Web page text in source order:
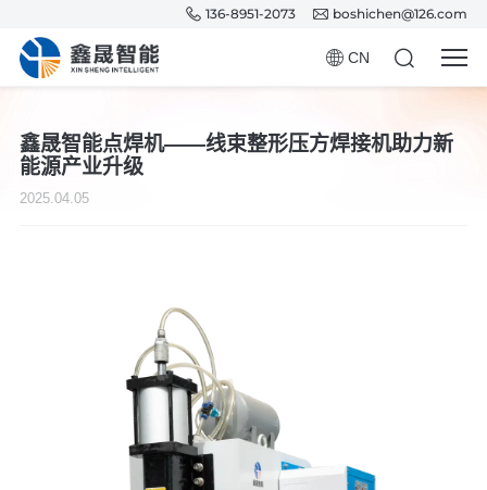
136-8951-2073 boshichen@126.com
CN
鑫晟智能点焊机——线束整形压方焊接机助力新
能源产业升级
2025.04.05